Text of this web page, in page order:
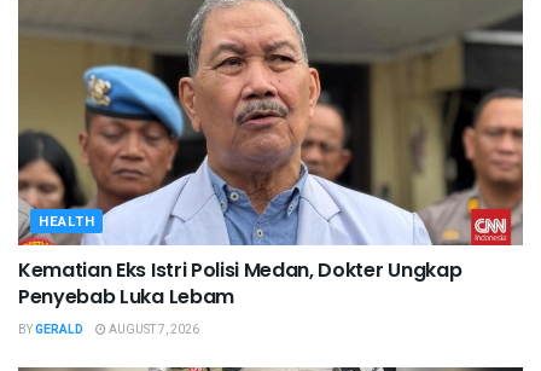
HEALTH
Kematian Eks Istri Polisi Medan, Dokter Ungkap
Penyebab Luka Lebam
BYGERALD AUGUST 7, 2026